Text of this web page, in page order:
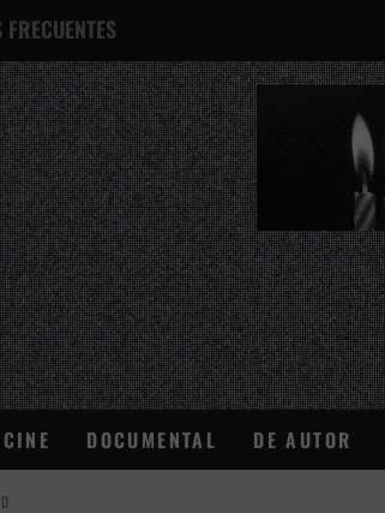
CINE DOCUMENTAL DE AUTOR